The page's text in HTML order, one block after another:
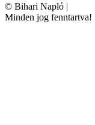
© Bihari Napló |
Minden jog fenntartva!